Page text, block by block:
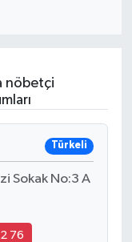
nöbetçi
Türkeli
Sokak No:3 A
76